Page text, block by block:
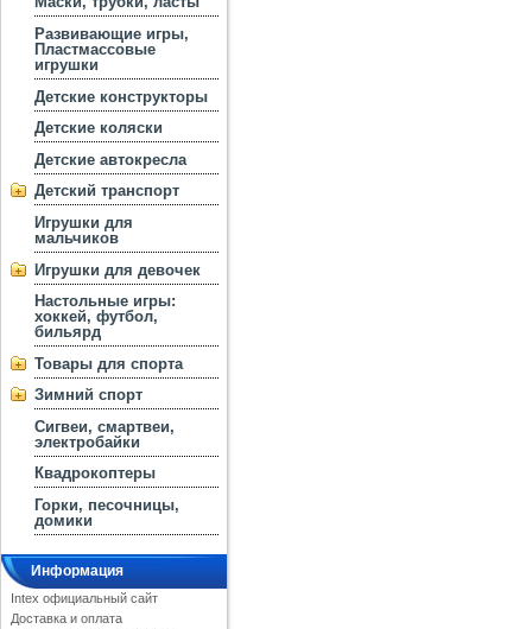
Развивающие игры,
Пластмассовые
игрушки
Детские конструкторы
Детские коляски
Детские автокресла
Детский транспорт
Игрушки для
мальчиков
Игрушки для девочек
Настольные игры:
хоккей, футбол,
бильярд
Товары для спорта
Зимний спорт
Сигвеи, смартвеи,
электробайки
Квадрокоптеры
Горки, песочницы,
домики
Информация
Intex официальный сайт
Доставка и оплата